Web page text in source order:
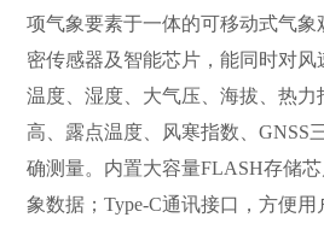
项气象要素于一体的可移动式气
密传感器及智能芯片，能同时对风
温度、湿度、大气压、海拔、热力
高、露点温度、风寒指数、GNSS
确测量。内置大容量FLASH存储
象数据；Type-C通讯接口，方便